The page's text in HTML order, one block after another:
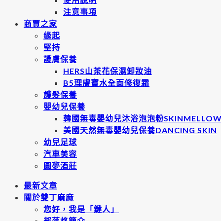
注意事項
商賈之家
緣起
堅持
護膚保養
HERS山茶花保濕卸妝油
B5理膚寶水全面修復霜
護髮保養
嬰幼兒保養
韓國無毒嬰幼兒沐浴泡泡粉
美國天然無毒嬰幼兒保養DANCING SKIN
幼兒足球
汽車美容
圓夢酒莊
最新文章
關於雙丁麻麻
您好，我是「鍵人」